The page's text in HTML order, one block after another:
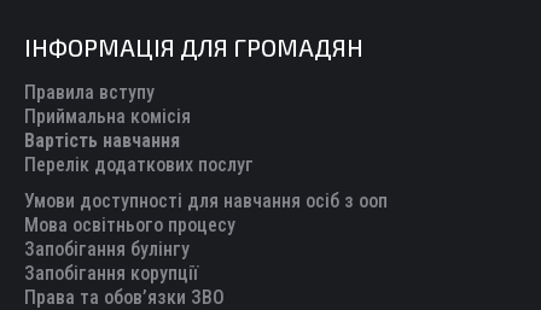
opens
in
new
window
opens
in
new
window
opens
in
new
window
opens
in
new
window
opens
new
ІНФОРМАЦІЯ ДЛЯ ГРОМАДЯН
Правила вступу
Приймальна комісія
Вартість навчання
Перелік додаткових послуг
Умови доступності для навчання осіб з ооп
Мова освітнього процесу
Запобігання булінгу
Запобігання корупції
Права та обов’язки ЗВО